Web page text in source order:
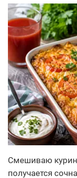
Смешиваю
получается